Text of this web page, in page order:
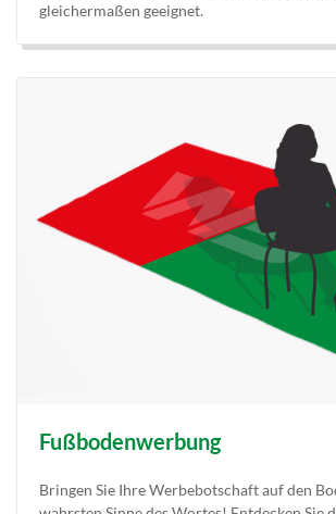
gleichermaßen geeignet.
Fußbodenwerbung
Bringen Sie Ihre Werbebotschaft auf den